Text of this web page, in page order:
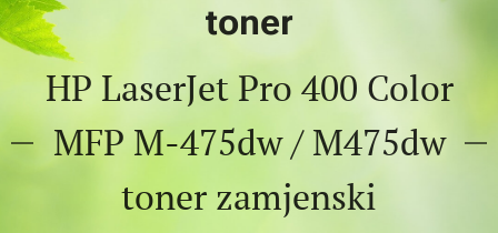
toner
HP LaserJet Pro 400 Color
MFP M-475dw / M475dw
toner zamjenski